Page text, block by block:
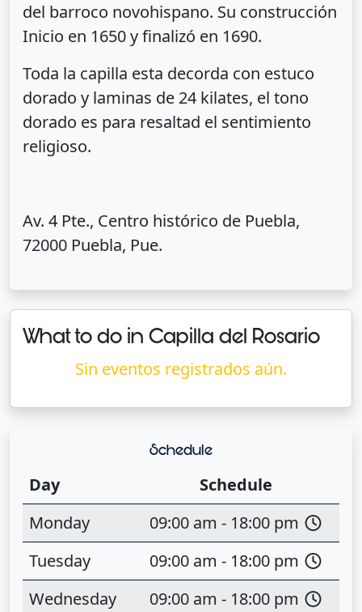
del barroco novohispano. Su construcción
Inicio en 1650 y finalizó en 1690.
Toda la capilla esta decorda con estuco
dorado y laminas de 24 kilates, el tono
dorado es para resaltad el sentimiento
religioso.
Av. 4 Pte., Centro histórico de Puebla,
72000 Puebla, Pue.
What to do in Capilla del Rosario
Sin eventos registrados aún.
Schedule
Day
Schedule
Monday
09:00 am - 18:00 pm
Tuesday
09:00 am - 18:00 pm
Wednesday
09:00 am - 18:00 pm